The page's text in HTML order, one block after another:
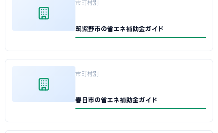
市町村別
筑紫野市の省エネ補助金ガイド
市町村別
春日市の省エネ補助金ガイド